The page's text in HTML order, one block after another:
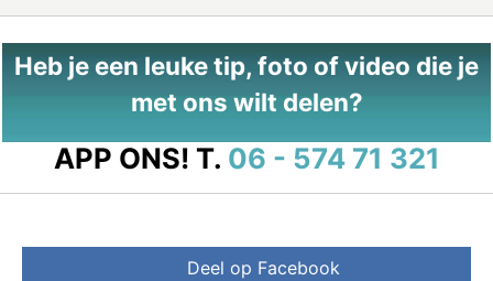
Heb je een leuke tip, foto of video die je
met ons wilt delen?
APP ONS! T. 06 - 574 71 321
Deel op Facebook